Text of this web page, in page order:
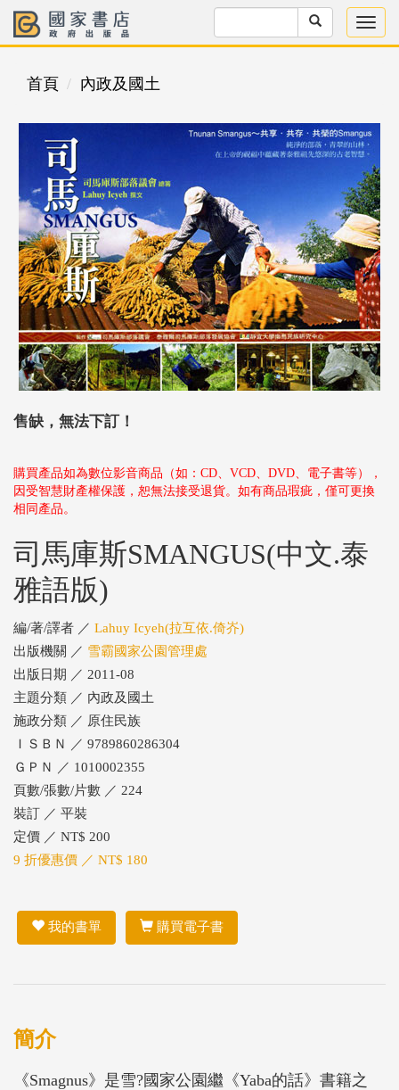
首頁 內政及國土
售缺，無法下訂！
購買產品如為數位影音商品（如：CD、VCD、DVD、電子書等），
因受智慧財產權保護，恕無法接受退貨。如有商品瑕疵，僅可更換
相同產品。
司馬庫斯SMANGUS(中文.泰
雅語版)
編/著/譯者 ／ Lahuy Icyeh(拉互依.倚岕)
出版機關 ／ 雪霸國家公園管理處
出版日期 ／ 2011-08
主題分類 ／ 內政及國土
施政分類 ／ 原住民族
ＩＳＢＮ ／ 9789860286304
ＧＰＮ ／ 1010002355
頁數/張數/片數 ／ 224
裝訂 ／ 平裝
定價 ／ NT$ 200
9 折優惠價 ／ NT$ 180
我的書單 購買電子書
簡介
《Smagnus》是雪?國家公園繼《Yaba的話》書籍之